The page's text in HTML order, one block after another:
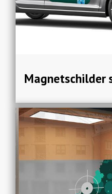
Magnetschilder